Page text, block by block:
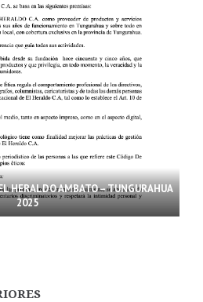
HERALDO AMBATO – TUNGURAHUA
2025